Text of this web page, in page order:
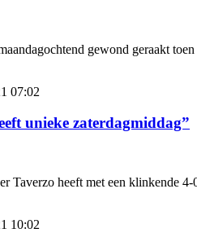
gewond geraakt
07:02
unieke zaterdagmiddag”
Taverzo heeft met een klinkende
10:02